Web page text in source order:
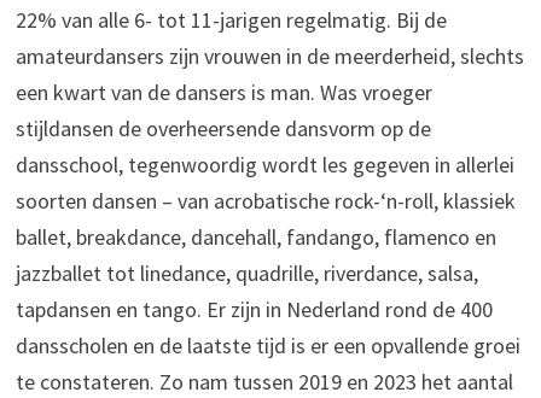
22% van alle 6- tot 11-jarigen regelmatig. Bij de
amateurdansers zijn vrouwen in de meerderheid, slechts
een kwart van de dansers is man. Was vroeger
stijldansen de overheersende dansvorm op de
dansschool, tegenwoordig wordt les gegeven in allerlei
soorten dansen – van acrobatische rock-‘n-roll, klassiek
ballet, breakdance, dancehall, fandango, flamenco en
jazzballet tot linedance, quadrille, riverdance, salsa,
tapdansen en tango. Er zijn in Nederland rond de 400
dansscholen en de laatste tijd is er een opvallende groei
te constateren. Zo nam tussen 2019 en 2023 het aantal